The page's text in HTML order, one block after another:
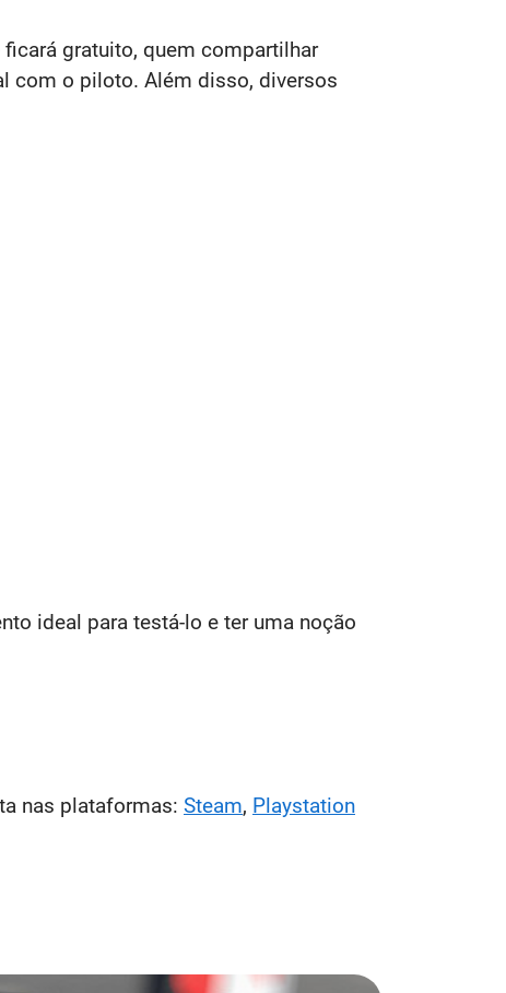
gratuito, quem compartilhar
com o piloto. Além disso, diversos
ideal para testá-lo e ter uma noção
nas plataformas: Steam, Playstation